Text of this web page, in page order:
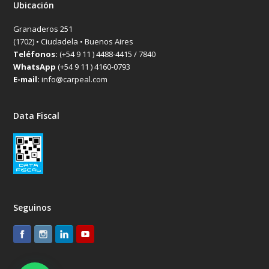
Ubicación
Granaderos 251
(1702) • Ciudadela • Buenos Aires
Teléfonos:(+54 9 11 ) 4488-4415 / 7840
WhatsApp(+54 9 11 ) 4160-0793
E-mail: info@carpeal.com
Data Fiscal
Seguinos